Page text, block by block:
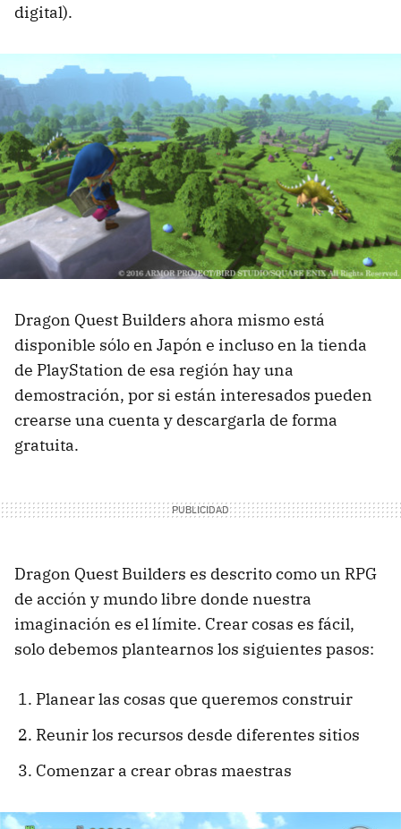
digital).
Dragon Quest Builders ahora mismo está
disponible sólo en Japón e incluso en la tienda
de PlayStation de esa región hay una
demostración, por si están interesados pueden
crearse una cuenta y descargarla de forma
gratuita.
Dragon Quest Builders es descrito como un RPG
de acción y mundo libre donde nuestra
imaginación es el límite. Crear cosas es fácil,
solo debemos plantearnos los siguientes pasos:
Planear las cosas que queremos construir
Reunir los recursos desde diferentes sitios
Comenzar a crear obras maestras